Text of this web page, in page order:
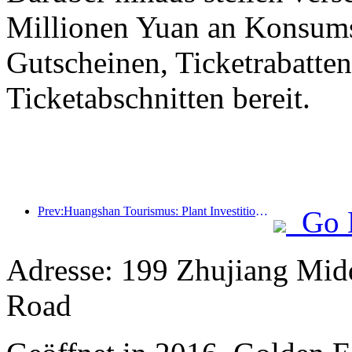
Millionen Yuan an
Gutscheinen,
Ticketabschnitten bereit.
Prev:Huangshan Tourismus: Plant Investitionen in Höhe von 530 Millionen Yuan für Hotelrenovierungen
Go
Adresse: 199 Zhujiang
Road